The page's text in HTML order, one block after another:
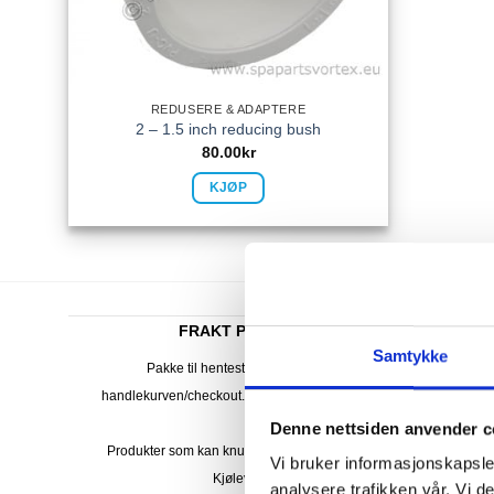
Samtykke
Denne nettsiden anvender
Vi bruker
analysere trafikken vår. Vi
REDUSERE & ADAPTERE
2 – 1.5 inch reducing bush
80.00kr
KJØP
FRAKT PÅ ORDRE 0-1499 kroner:
Pakke til hentested. Velg enten Postnord eller Bring i
handlekurven/checkout. Prisen avhenger av vekt eller volumvekt
pakken.
Produkter som kan knuses eller skades via. transport sendes ikke.
Kjølevarer sendes heller ikke.